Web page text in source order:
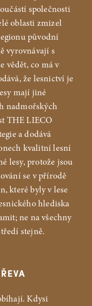
společnosti
oblasti zmizel
původní
vyrovnávají s
vědět, co má v
že lesnictví je
mají jiné
nadmořských
THE LIECO
a dodává
kvalitní lesní
lesy, protože jsou
se v přírodě
které byly v lese
hlediska
ne na všechny
stejně.
Kdysi